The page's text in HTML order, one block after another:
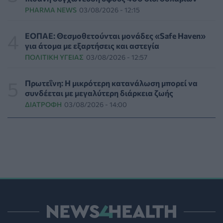
αυτισμού: «Έχει γίνει υπερβολικά ευρύ»
ΥΓΕΊΑ 04/08/2026 - 17:00
έδειξε νέα έρευνα
ΨΥΧΙΚΉ ΥΓΕΊΑ 04/08/2026 - 16:00
ΠΟΥ: Ενθαρρυντικά αποτελέσματα από τις δοκιμές
PHARMA NEWS 04/08/2026 - 14:00
PHARMA NEWS 03/08/2026 - 12:15
ΕΟΠΑΕ: Θεσμοθετούνται μονάδες «Safe Haven»
για άτομα με εξαρτήσεις και αστεγία
ΠΟΛΙΤΙΚΉ ΥΓΕΊΑΣ 03/08/2026 - 12:57
Πρωτεΐνη: Η μικρότερη κατανάλωση μπορεί να
συνδέεται με μεγαλύτερη διάρκεια ζωής
ΔΙΑΤΡΟΦΉ 03/08/2026 - 14:00